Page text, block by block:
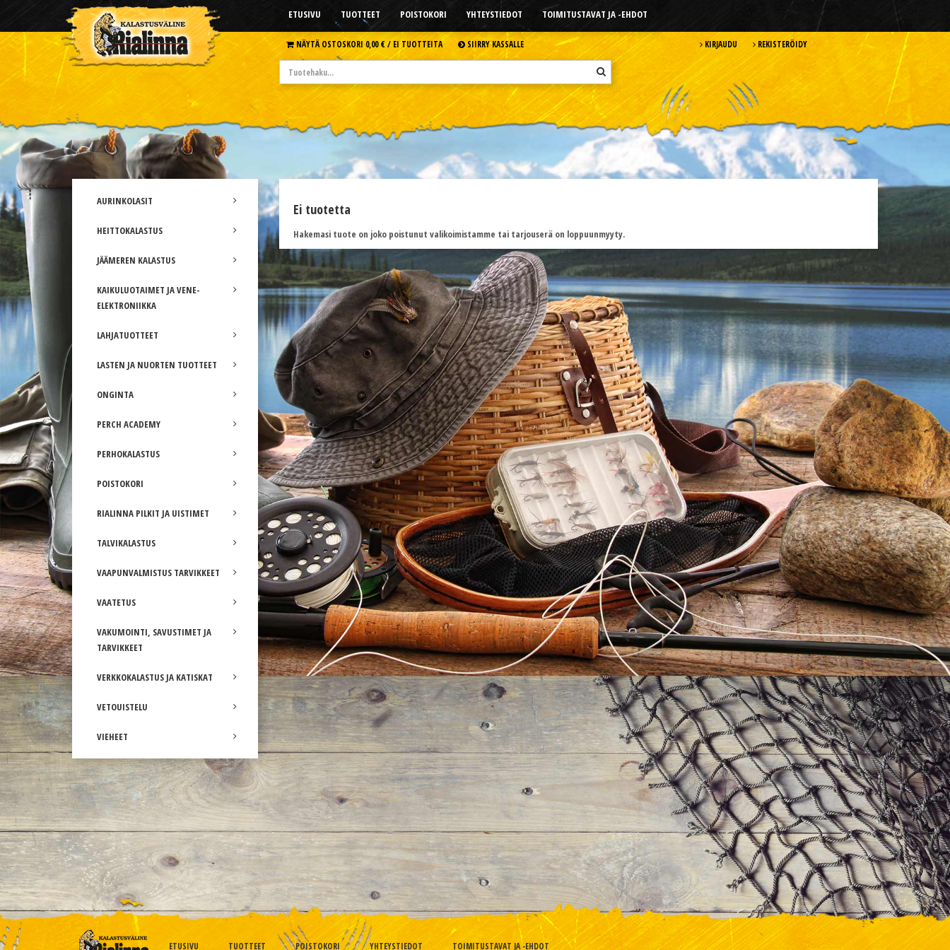
ETUSIVU TUOTTEET POISTOKORI YHTEYSTIEDOT TOIMITUSTAVAT JA -EHDOT
NÄYTÄ OSTOSKORI 0,00 € /EI TUOTTEITA SIIRRY KASSALLE KIRJAUDU REKISTERÖIDY
AURINKOLASIT
HEITTOKALASTUS
JÄÄMEREN KALASTUS
KAIKULUOTAIMET JA VENE-
ELEKTRONIIKKA
LAHJATUOTTEET
LASTEN JA NUORTEN TUOTTEET
ONGINTA
PERCH ACADEMY
PERHOKALASTUS
POISTOKORI
RIALINNA PILKIT JA UISTIMET
TALVIKALASTUS
VAAPUNVALMISTUS TARVIKKEET
VAATETUS
VAKUMOINTI, SAVUSTIMET JA
TARVIKKEET
VERKKOKALASTUS JA KATISKAT
VETOUISTELU
VIEHEET
Ei tuotetta
Hakemasi tuote on joko poistunut valikoimistamme tai tarjouserä on loppuunmyyty.
ETUSIVU TUOTTEET POISTOKORI YHTEYSTIEDOT TOIMITUSTAVAT JA -EHDOT